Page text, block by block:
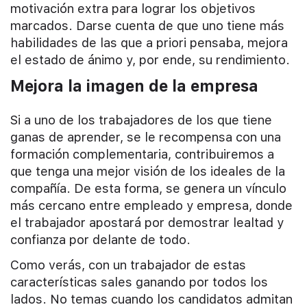
motivación extra para lograr los objetivos
marcados. Darse cuenta de que uno tiene más
habilidades de las que a priori pensaba, mejora
el estado de ánimo y, por ende, su rendimiento.
Mejora la imagen de la empresa
Si a uno de los trabajadores de los que tiene
ganas de aprender, se le recompensa con una
formación complementaria, contribuiremos a
que tenga una mejor visión de los ideales de la
compañía. De esta forma, se genera un vínculo
más cercano entre empleado y empresa, donde
el trabajador apostará por demostrar lealtad y
confianza por delante de todo.
Como verás, con un trabajador de estas
características sales ganando por todos los
lados. No temas cuando los candidatos admitan